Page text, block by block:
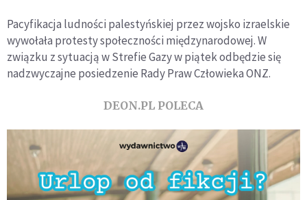
Pacyfikacja ludności palestyńskiej przez wojsko izraelskie
wywołała protesty społeczności międzynarodowej. W
związku z sytuacją w Strefie Gazy w piątek odbędzie się
nadzwyczajne posiedzenie Rady Praw Człowieka ONZ.
DEON.PL POLECA